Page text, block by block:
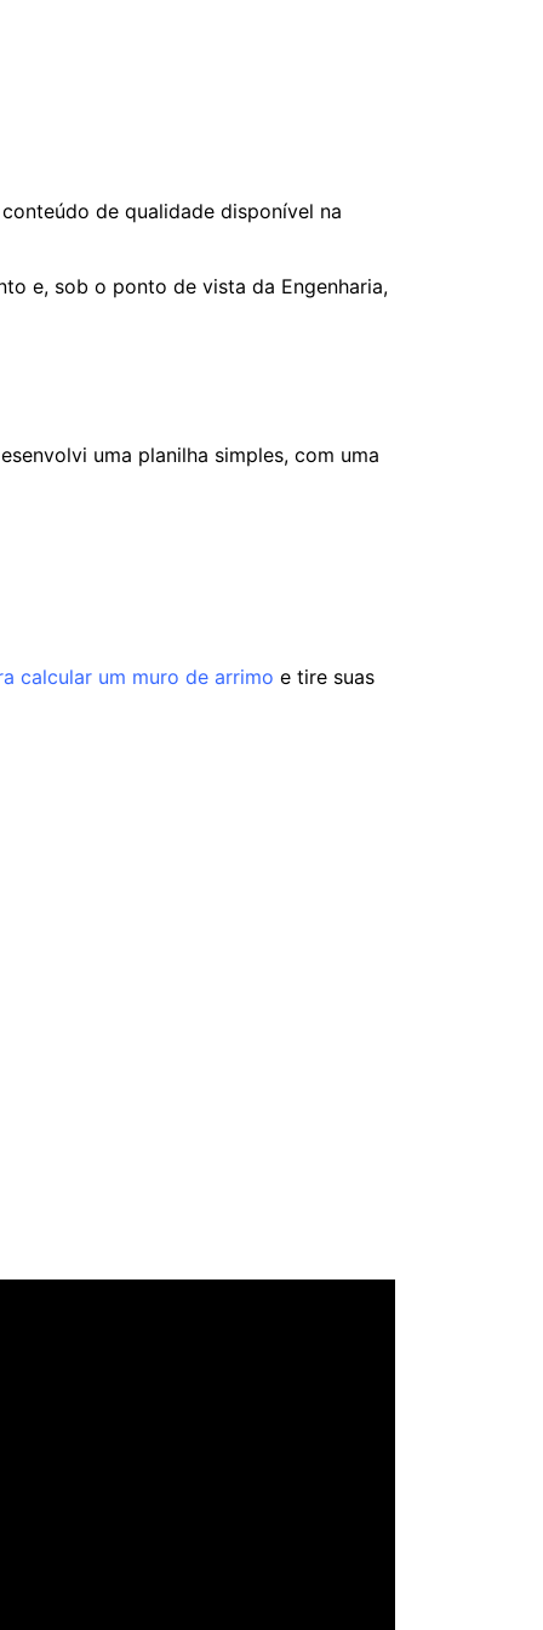
de qualidade disponível na
e, sob o ponto de vista da Engenharia,
uma planilha simples, com uma
calcular um muro de arrimo e tire suas